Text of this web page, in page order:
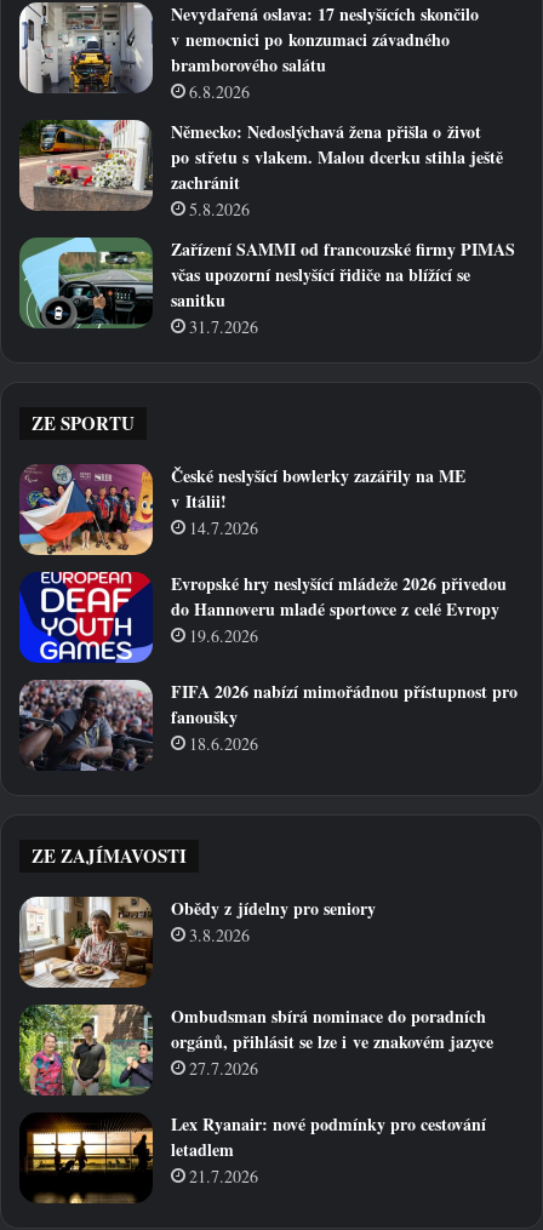
Nevydařená oslava: 17 neslyšících skončilo
v nemocnici po konzumaci závadného
bramborového salátu
6.8.2026
Německo: Nedoslýchavá žena přišla o život
po střetu s vlakem. Malou dcerku stihla ještě
zachránit
5.8.2026
Zařízení SAMMI od francouzské firmy PIMAS
včas upozorní neslyšící řidiče na blížící se
sanitku
31.7.2026
ZE SPORTU
České neslyšící bowlerky zazářily na ME
v Itálii!
14.7.2026
Evropské hry neslyšící mládeže 2026 přivedou
do Hannoveru mladé sportovce z celé Evropy
19.6.2026
FIFA 2026 nabízí mimořádnou přístupnost pro
fanoušky
18.6.2026
ZE ZAJÍMAVOSTI
Obědy z jídelny pro seniory
3.8.2026
Ombudsman sbírá nominace do poradních
orgánů, přihlásit se lze i ve znakovém jazyce
27.7.2026
Lex Ryanair: nové podmínky pro cestování
letadlem
21.7.2026